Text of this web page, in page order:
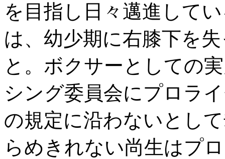
を目指し日々邁進して
は、幼少期に右膝下を
と。ボクサーとしての
シング委員会にプロラ
の規定に沿わないとし
らめきれない尚生はプ